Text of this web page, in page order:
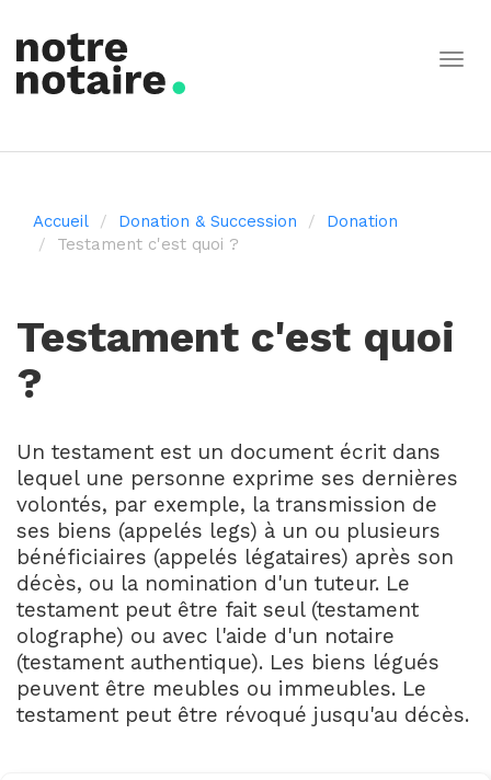
Accueil Donation & Succession
Donation
Testament c'est quoi ?
Testament c'est quoi
?
Un testament est un document écrit dans
lequel une personne exprime ses dernières
volontés, par exemple, la transmission de
ses biens (appelés legs) à un ou plusieurs
bénéficiaires (appelés légataires) après son
décès, ou la nomination d'un tuteur. Le
testament peut être fait seul (testament
olographe) ou avec l'aide d'un notaire
(testament authentique). Les biens légués
peuvent être meubles ou immeubles. Le
testament peut être révoqué jusqu'au décès.